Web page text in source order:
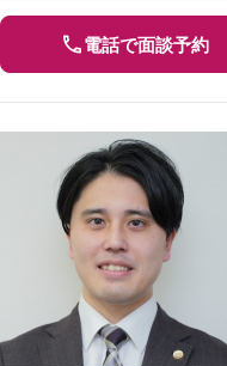
電話で面談予約